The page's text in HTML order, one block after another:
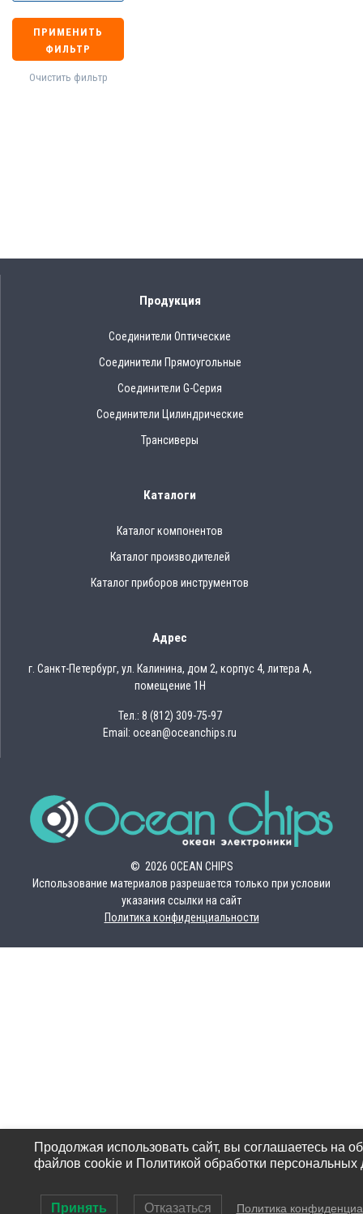
ПРИМЕНИТЬ
ФИЛЬТР
Очистить фильтр
Продукция
Соединители Оптические
Соединители Прямоугольные
Соединители G-Серия
Соединители Цилиндрические
Трансиверы
Каталоги
Каталог компонентов
Каталог производителей
Каталог приборов инструментов
Адрес
г. Санкт-Петербург, ул. Калинина, дом 2, корпус 4, литера А,
помещение 1Н
Тел.: 8 (812) 309-75-97
Email: ocean@oceanchips.ru
© 2026 OCEAN CHIPS
Использование материалов разрешается только при условии
указания ссылки на сайт
Политика конфиденциальности
Продолжая использовать сайт, вы соглашаетесь на
файлов cookie и Политикой обработки персональных
Принять Отказаться Политика